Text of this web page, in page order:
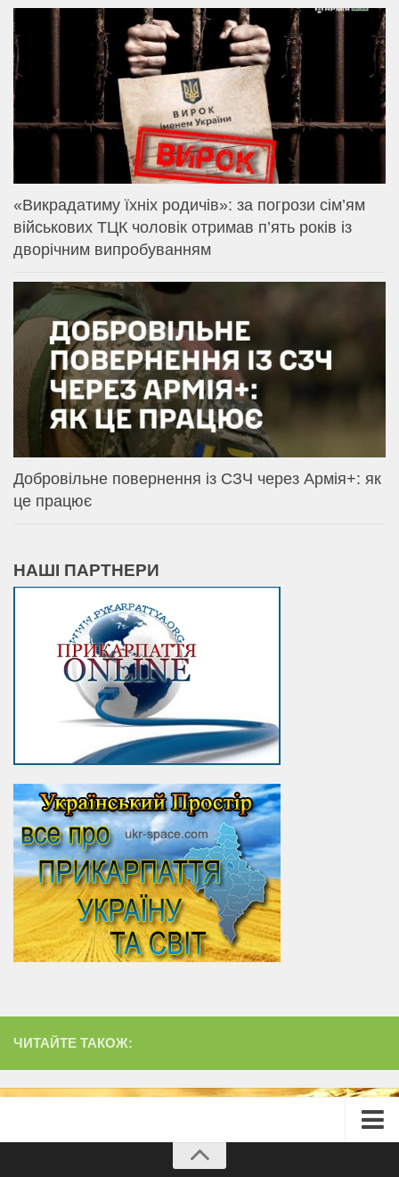
«Викрадатиму їхніх родичів»: за погрози сім’ям
військових ТЦК чоловік отримав п’ять років із
дворічним випробуванням
Добровільне повернення із СЗЧ через Армія+: як
це працює
НАШІ ПАРТНЕРИ
ЧИТАЙТЕ ТАКОЖ: